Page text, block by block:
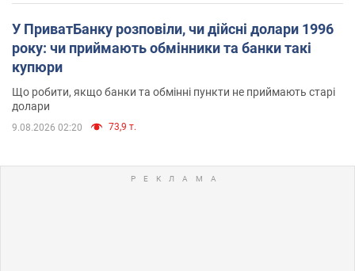
У ПриватБанку розповіли, чи дійсні долари 1996
року: чи приймають обмінники та банки такі
купюри
Що робити, якщо банки та обмінні пункти не приймають старі
долари
9.08.2026 02:20 73,9 т.